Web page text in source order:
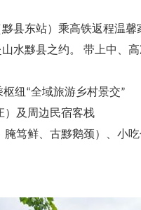
县东站）乘高铁返程温馨
黟县之约。 带上中、高
枢纽“全域旅游乡村景交”
）及周边民宿客栈
腌笃鲜、古黟鹅颈）、小